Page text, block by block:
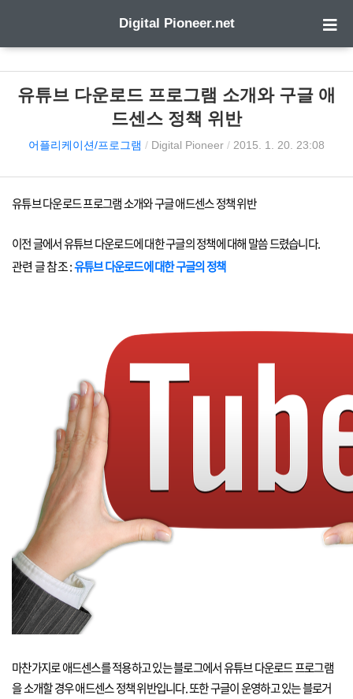
Digital Pioneer.net
유튜브 다운로드 프로그램 소개와 구글 애
드센스 정책 위반
어플리케이션/프로그램 / Digital Pioneer / 2015. 1. 20. 23:08
유튜브 다운로드 프로그램 소개와 구글 애드센스 정책 위반
이전 글에서 유튜브 다운로드에 대한 구글의 정책에 대해 말씀 드렸습니다.
관련 글 참조 :유튜브 다운로드에 대한 구글의 정책
마찬가지로 애드센스를 적용하고 있는 블로그에서 유튜브 다운로드 프로그램
을 소개할 경우 애드센스 정책 위반입니다. 또한 구글이 운영하고 있는 블로거